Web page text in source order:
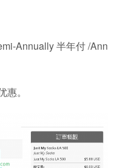
Annually 半年付 /Ann
。